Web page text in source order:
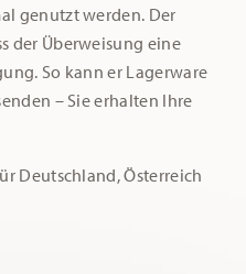
genutzt werden. Der
der Überweisung eine
So kann er Lagerware
– Sie erhalten Ihre
Deutschland, Österreich